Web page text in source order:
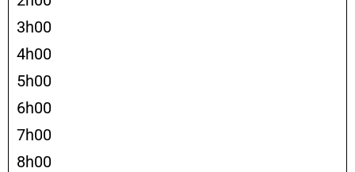
3h00
4h00
5h00
6h00
7h00
8h00